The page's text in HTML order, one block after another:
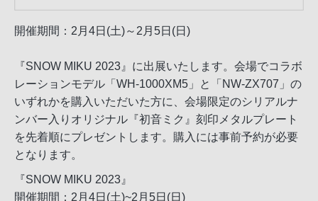
開催期間：2月4日(土)～2月5日(日)
『SNOW MIKU 2023』に出展いたします。会場でコラボ
レーションモデル「WH-1000XM5」と「NW-ZX707」の
いずれかを購入いただいた方に、会場限定のシリアルナ
ンバー入りオリジナル『初音ミク』刻印メタルプレート
を先着順にプレゼントします。購入には事前予約が必要
となります。
『SNOW MIKU 2023』
開催期間：2月4日(土)~2月5日(日)